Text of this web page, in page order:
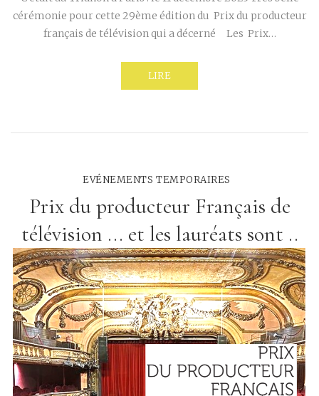
cérémonie pour cette 29ème édition du Prix du producteur
français de télévision qui a décerné Les Prix…
LIRE
EVÉNEMENTS TEMPORAIRES
Prix du producteur Français de
télévision ... et les lauréats sont ..